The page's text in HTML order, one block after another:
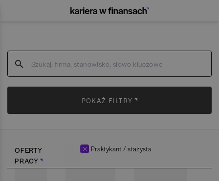
POKAŻ FILTRY
OFERTY
PRACY
Praktykant / stażysta